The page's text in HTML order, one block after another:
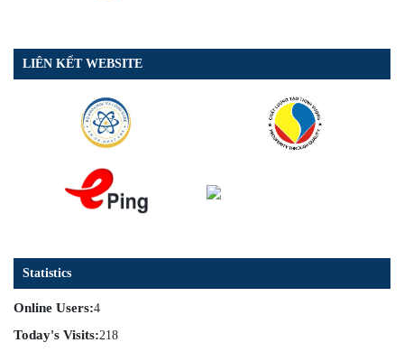
LIÊN KẾT WEBSITE
Statistics
Online Users:4
Today's Visits:218